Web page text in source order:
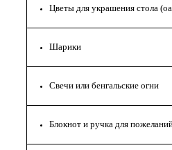
Цветы для украшения стола
Шарики
Свечи или бенгальские огни
Блокнот и ручка для